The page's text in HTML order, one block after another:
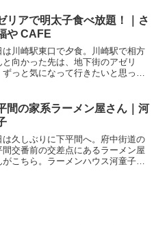
会が増えました。なんと言っても、
い・はやい・やすいと...
リアで明太子食べ放題！｜さ
や CAFE
は川崎駅東口で夕食。川崎駅で相方
と向かった先は、地下街のアゼリ
ずっと気になって行きたいと思って
お茶・コーヒー利用もできますが、
の目的はガッ...
間の家系ラーメン屋さん｜河
は久しぶりに下平間へ。府中街道の
間交番前の交差点にあるラーメン屋
がこちら。ラーメンハウス河童子関